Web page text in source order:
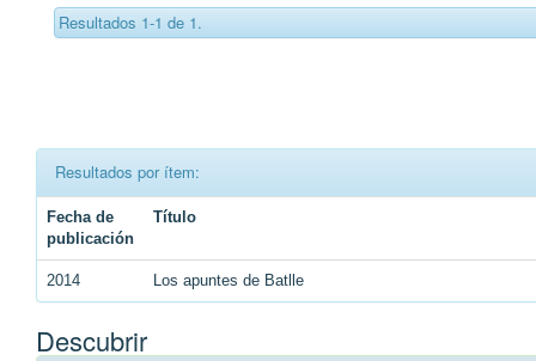
Resultados 1-1 de 1.
Resultados por ítem:
Fecha de
publicación
Título
2014 Los apuntes de Batlle
Descubrir